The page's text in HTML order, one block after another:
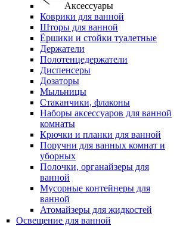
Аксессуары
Коврики для ванной
Шторы для ванной
Ёршики и стойки туалетные
Держатели
Полотенцедержатели
Диспенсеры
Дозаторы
Мыльницы
Стаканчики, флаконы
Наборы аксессуаров для ванной
комнаты
Крючки и планки для ванной
Поручни для ванных комнат и
уборных
Полочки, органайзеры для
ванной
Мусорные контейнеры для
ванной
Атомайзеры для жидкостей
Освещение для ванной